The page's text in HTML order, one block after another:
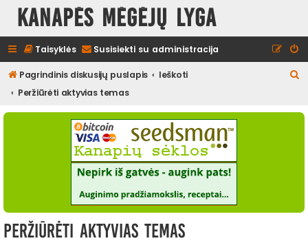
Kanapės mėgėjų lyga
Taisyklės Susisiekti su administracija
Pagrindinis diskusijų puslapis
Ieškoti
Peržiūrėti aktyvias temas
š
Peržiūrėti aktyvias temas